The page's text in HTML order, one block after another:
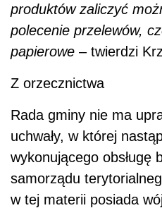
produktów zaliczyć
polecenie przelewów,
papierowe – twierdzi
Z orzecznictwa
Rada gminy nie ma
uchwały, w której
wykonującego obsługę
samorządu
w tej materii posiada